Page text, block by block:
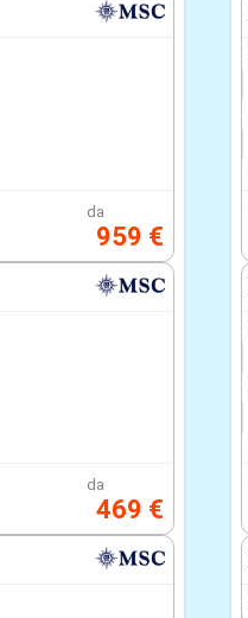
da
959 €
da
469 €